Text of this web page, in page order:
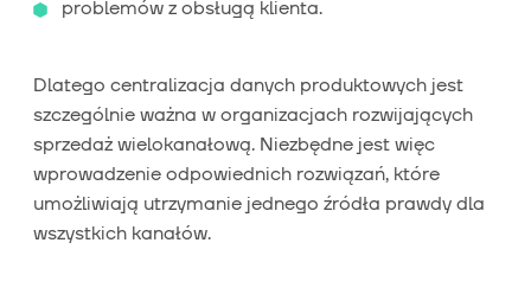
problemów z obsługą klienta.
Dlatego centralizacja danych produktowych jest
szczególnie ważna w organizacjach rozwijających
sprzedaż wielokanałową. Niezbędne jest więc
wprowadzenie odpowiednich rozwiązań, które
umożliwiają utrzymanie jednego źródła prawdy dla
wszystkich kanałów.